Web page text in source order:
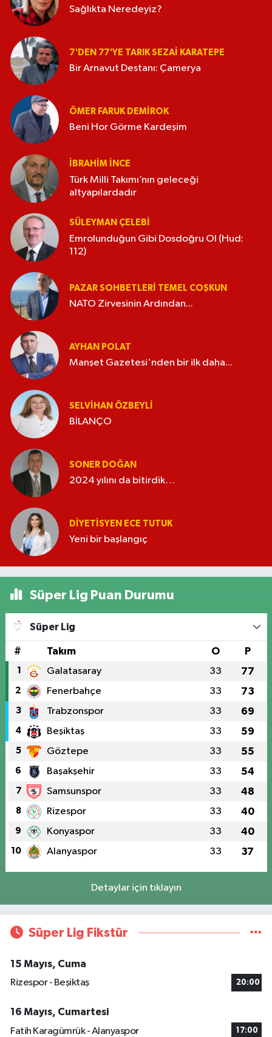
Sağlıkta Neredeyiz?
7'DEN 77'YE TARIK SEZAI KARATEPE
Bir Arnavut Destanı: Çamerya
ÖMER FARUK DEMIROK
Beni Hor Görme Kardeşim
İBRAHIM İNCE
Türk Milli Takımı’nın geleceği
altyapılardadır
SÜLEYMAN ÇELEBI
Emrolunduğun Gibi Dosdoğru Ol (Hud:
112)
PAZAR SOHBETLERI TEMEL COŞKUN
NATO Zirvesinin Ardından...
AYHAN POLAT
Manşet Gazetesi'nden bir ilk daha...
SELVIHAN ÖZBEYLI
BİLANÇO
SONER DOĞAN
2024 yılını da bitirdik…
DIYETISYEN ECE TUTUK
Yeni bir başlangıç
Süper Lig Puan Durumu
Süper Lig
# Takım O P
1 Galatasaray 33 77
2 Fenerbahçe 33 73
3 Trabzonspor 33 69
4 Beşiktaş 33 59
5 Göztepe 33 55
6 Başakşehir 33 54
7 Samsunspor 33 48
8 Rizespor 33 40
9 Konyaspor 33 40
10 Alanyaspor 33 37
Detaylar için tıklayın
Süper Lig Fikstür
15 Mayıs, Cuma
Rizespor - Beşiktaş
20:00
16 Mayıs, Cumartesi
Fatih Karagümrük - Alanyaspor
17:00